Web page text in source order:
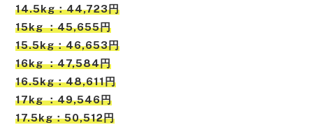
14.5kg：44,723円
15kg ：45,655円
15.5kg：46,653円
16kg ：47,584円
16.5kg：48,611円
17kg ：49,546円
17.5kg：50,512円